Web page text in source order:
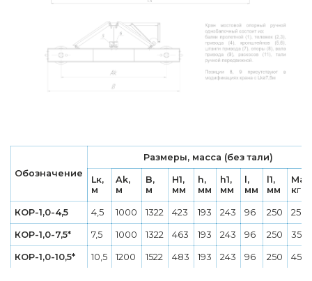
Обозначение
Размеры, масса (без тали)
Lк,
м
Ak,
м
B,
м
H1,
мм
h,
мм
h1,
мм
l,
мм
l1,
мм
кг
КОР-1,0-4,5 4,5 1000 1322 423 193 243 96 250 250
КОР-1,0-7,5* 7,5 1000 1322 463 193 243 96 250 350
КОР-1,0-10,5* 10,5 1200 1522 483 193 243 96 250 450